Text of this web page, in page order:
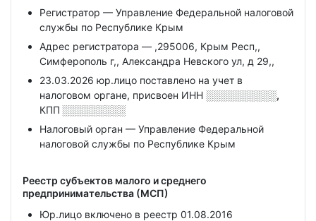
Регистратор — Управление Федеральной налоговой
службы по Республике Крым
Адрес регистратора — ,295006, Крым Респ,,
Симферополь г,, Александра Невского ул, д 29,,
23.03.2026 юр.лицо поставлено на учет в
налоговом органе, присвоен ИНН ░░░░░░░░░░,
КПП ░░░░░░░░░
Налоговый орган — Управление Федеральной
налоговой службы по Республике Крым
Реестр субъектов малого и среднего
предпринимательства (МСП)
Юр.лицо включено в реестр 01.08.2016